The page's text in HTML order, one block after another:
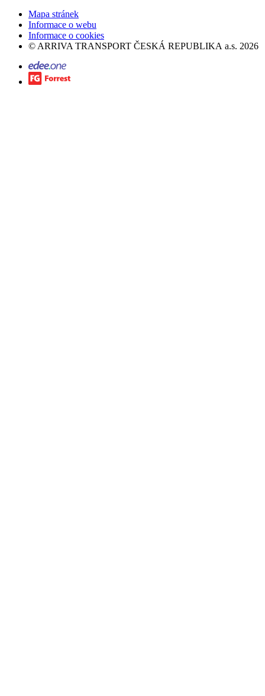
Mapa stránek
Informace o webu
Informace o cookies
© ARRIVA TRANSPORT ČESKÁ REPUBLIKA a.s. 2026